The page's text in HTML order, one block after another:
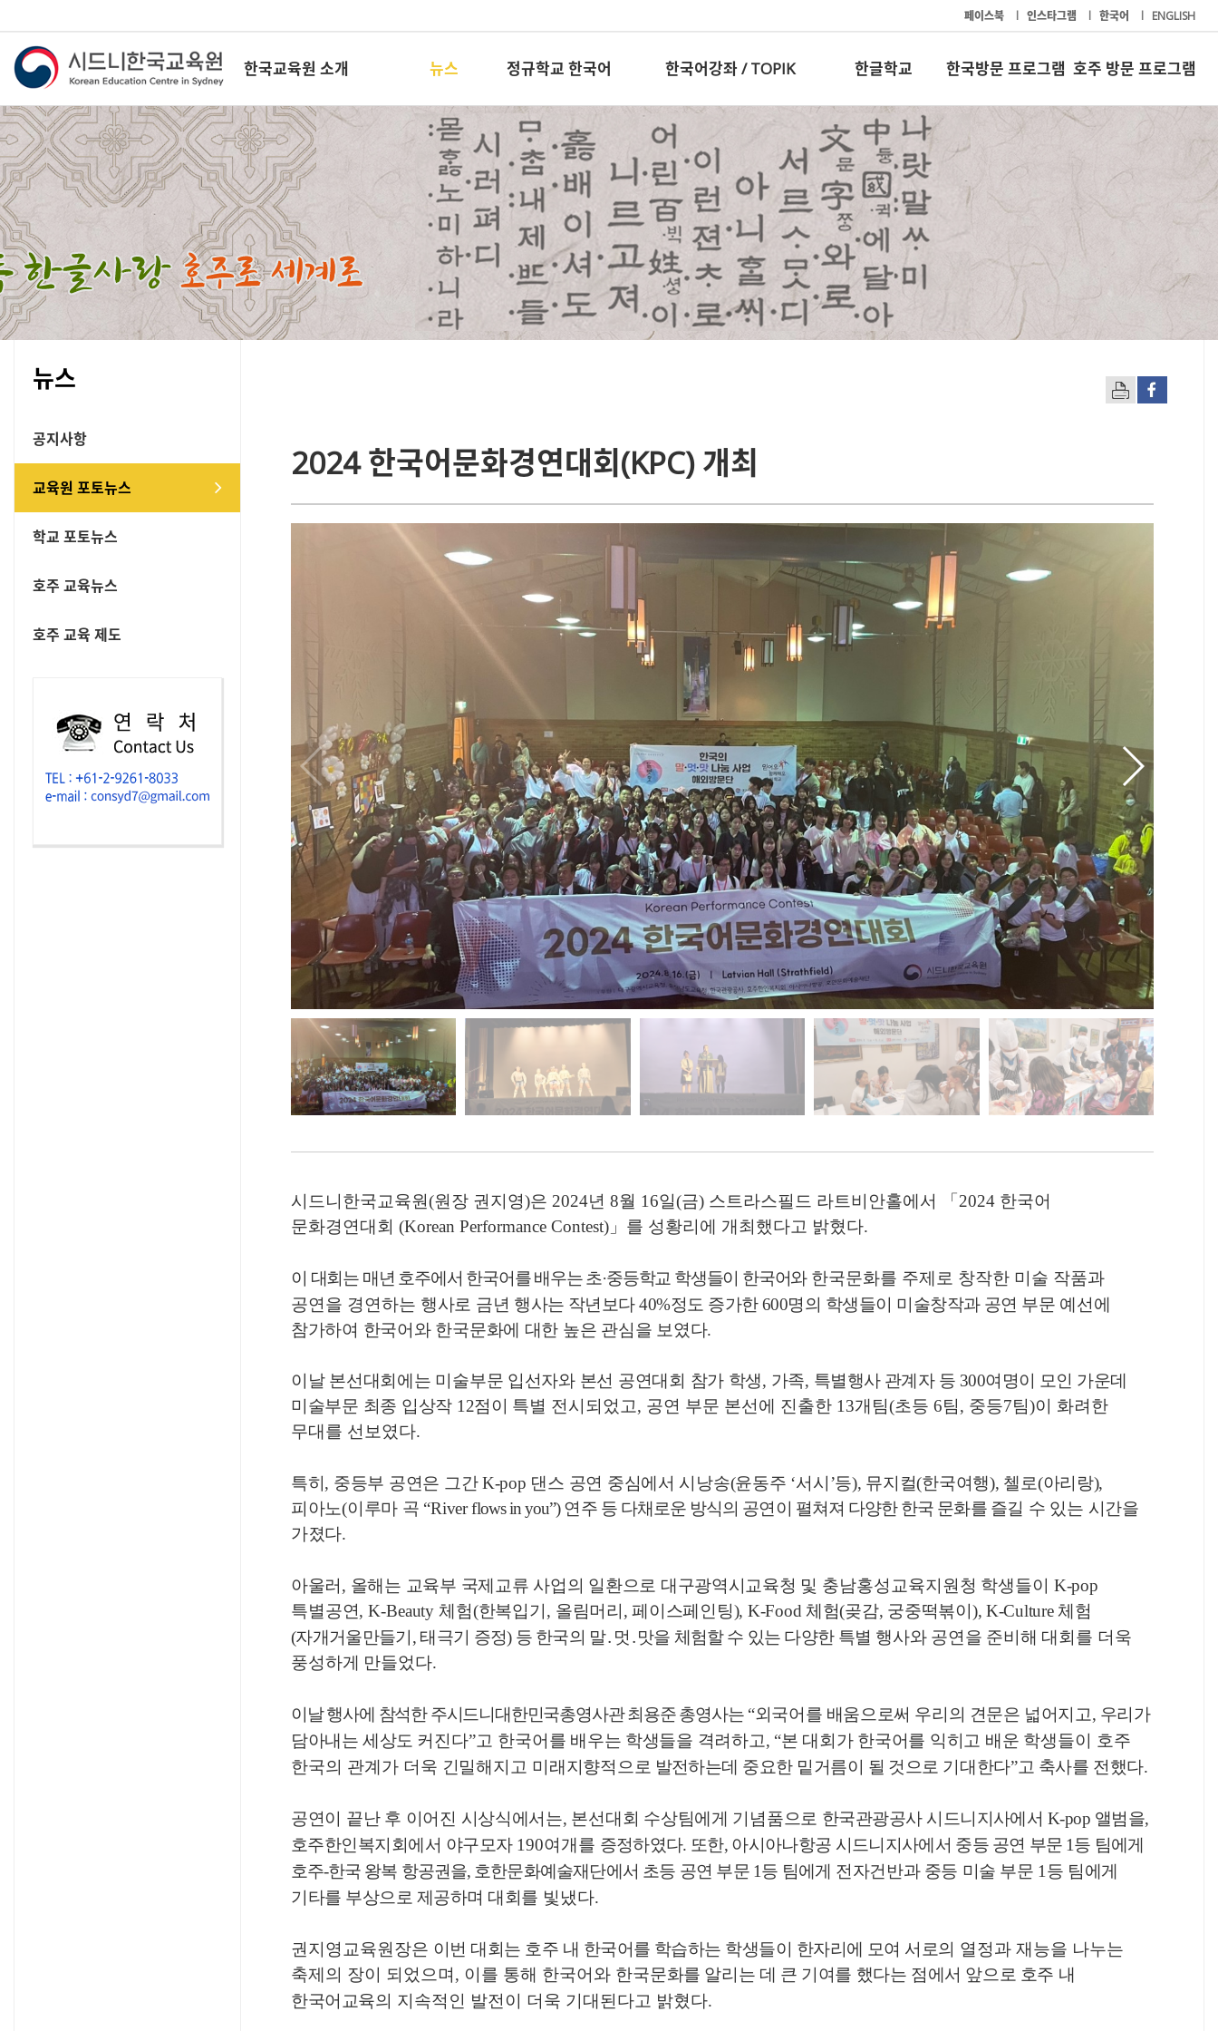
페이스북 l 인스타그램 l 한국어 l ENGLISH
한국교육원 소개 뉴스 정규학교 한국어 한국어강좌 / TOPIK 한글학교 한국방문 프로그램 호주 방문 프로그램
뉴스
공지사항
교육원 포토뉴스
학교 포토뉴스
호주 교육뉴스
호주 교육 제도
2024 한국어문화경연대회(KPC) 개최
시드니한국교육원(원장 권지영)은 2024년 8월 16일(금) 스트라스필드 라트비안홀에서 「2024 한국어
문화경연대회 (Korean Performance Contest) 」 를 성황리에 개최했다고 밝혔다.
이 대회는 매년 호주에서 한국어를 배우는 초·중등학교 학생들이 한국어와 한국문화를 주제로 창작한 미술 작품과
공연을 경연하는 행사로 금년 행사는 작년보다40%정도 증가한600명의 학생들이 미술창작과 공연 부문 예선에
참가하여 한국어와 한국문화에 대한 높은 관심을 보였다.
이날 본선대회에는 미술부문 입선자와 본선 공연대회 참가 학생, 가족, 특별행사 관계자 등 300여명이 모인 가운데
미술부문 최종 입상작 12점이 특별 전시되었고, 공연 부문 본선에 진출한 13개팀(초등6팀, 중등7팀)이 화려한
무대를 선보였다.
특히, 중등부 공연은 그간K-pop 댄스 공연 중심에서 시낭송(윤동주 ‘서시’등), 뮤지컬(한국여행), 첼로(아리랑),
피아노(이루마 곡 “Riverflows in you”)연주 등 다채로운 방식의 공연이 펼쳐져 다양한 한국 문화를 즐길 수 있는 시간을
가졌다.
아울러, 올해는 교육부 국제교류 사업의 일환으로 대구광역시교육청 및 충남홍성 교육지원청 학생들이 K-pop
특별공연, K-Beauty 체험(한복입기, 올림머리,페이스페인팅), K-Food 체험(곶감, 궁중떡볶이), K-Culture 체험
(자개거울만들기, 태극기 증정) 등 한국의 말․ 멋 ․맛을 체험할 수 있는 다양한 특별 행사와 공연을 준비해 대회를 더욱
풍성하게 만들었다.
이날 행사에 참석한 주시드니대한민국총영사관 최용준 총영사는 “외국어를 배움으로써 우리의 견문은 넓어지고, 우리가
담아내는 세상도 커진다”고 한국어를 배우는 학생들을 격려하고, “본 대회가 한국어를 익히고 배운 학생들이 호주
한국의 관계가 더욱 긴밀해지고 미래지향적 으로 발전하는데 중요한 밑거름이 될 것으로 기대한다”고 축사를 전했다.
공연이 끝난 후 이어진 시상식에서는, 본선대회 수상팀에게 기념품으로 한국관광공사 시드니지사에서 K-pop 앨범을,
호주한인복지회에서 야구모자 190여개를 증정하였다. 또한, 아시아나항공 시드니지사에서 중등 공연 부문 1등 팀에게
호주-한국 왕복 항공권을, 호한문화예술재단에서 초등 공연 부문 1등 팀에게 전자건반과 중등 미술 부문 1 등 팀에게
기타를 부상으로 제공하며 대회를 빛냈다.
권지영교육원장은 이번 대회는 호주 내 한국어를 학습하는 학생들이 한자리에 모여 서로의 열정과 재능을 나누는
축제의 장이 되었으며, 이를 통해 한국어와 한국문화를 알리는 데 큰 기여를 했다는 점에서 앞으로 호주 내
한국어교육의 지속적인 발전이 더욱 기대된다고 밝혔다.